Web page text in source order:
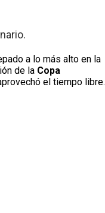
a lo más alto en la
de la Copa
el tiempo libre.